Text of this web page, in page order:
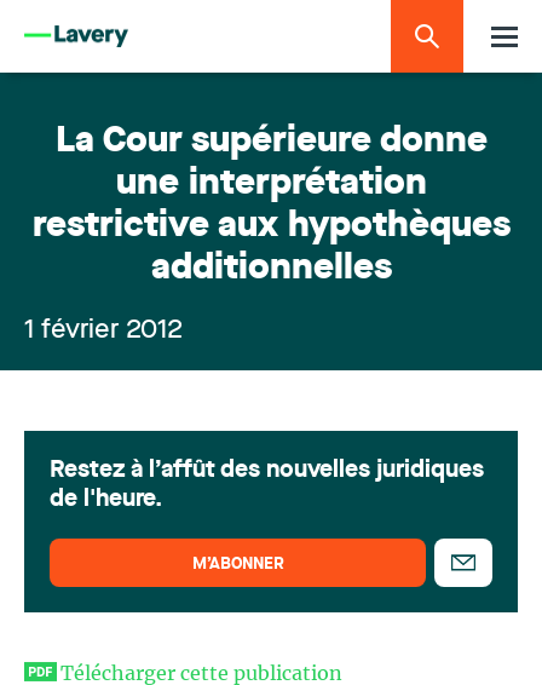
La Cour supérieure donne
une interprétation
restrictive aux hypothèques
additionnelles
1 février 2012
Télécharger cette publication
Restez à l’affût des nouvelles juridiques
de l'heure.
M’ABONNER